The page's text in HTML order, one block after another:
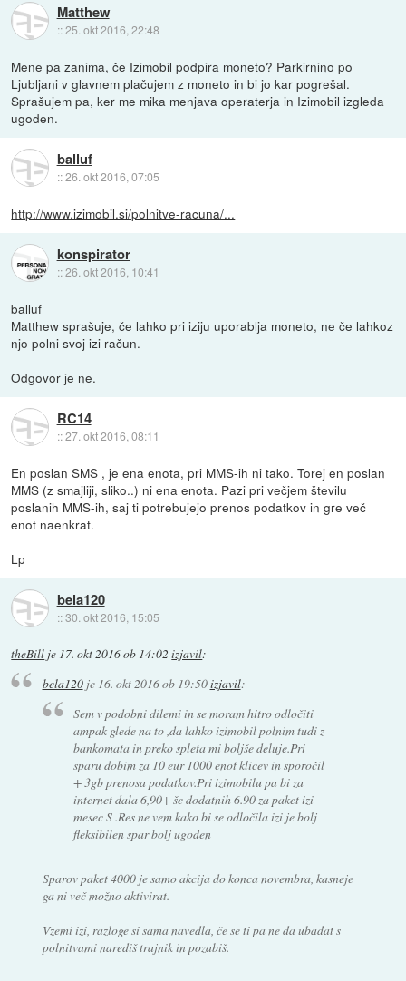
Matthew
::25. okt 2016, 22:48
Mene pa zanima, če Izimobil podpira moneto? Parkirnino po
Ljubljani v glavnem plačujem z moneto in bi jo kar pogrešal.
Sprašujem pa, ker me mika menjava operaterja in Izimobil izgleda
ugoden.
balluf
::26. okt 2016, 07:05
http://www.izimobil.si/polnitve-racuna/...
konspirator
::26. okt 2016, 10:41
balluf
Matthew sprašuje, če lahko pri iziju uporablja moneto, ne če lahkoz
njo polni svoj izi račun.
Odgovor je ne.
RC14
::27. okt 2016, 08:11
En poslan SMS , je ena enota, pri MMS-ih ni tako. Torej en poslan
MMS (z smajliji, sliko..) ni ena enota. Pazi pri večjem številu
poslanih MMS-ih, saj ti potrebujejo prenos podatkov in gre več
enot naenkrat.
Lp
bela120
::30. okt 2016, 15:05
theBill je 17. okt 2016 ob 14:02 izjavil:
bela120je 16. okt 2016 ob 19:50izjavil:
Sem v podobni dilemi in se moram hitro odločiti
ampak glede na to ,da lahko izimobil polnim tudi z
bankomata in preko spleta mi boljše deluje.Pri
sparu dobim za 10 eur 1000 enot klicev in sporočil
+ 3gb prenosa podatkov.Pri izimobilu pa bi za
internet dala 6,90+ še dodatnih 6.90 za paket izi
mesec S .Res ne vem kako bi se odločila izi je bolj
fleksibilen spar bolj ugoden
Sparov paket 4000 je samo akcija do konca novembra, kasneje
ga ni več možno aktivirat.
Vzemi izi, razloge si sama navedla, če se ti pa ne da ubadat s
polnitvami narediš trajnik in pozabiš.